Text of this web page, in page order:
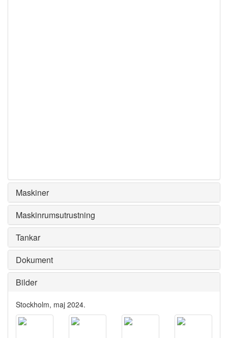
Maskiner
Maskinrumsutrustning
Tankar
Dokument
Bilder
Stockholm, maj 2024.